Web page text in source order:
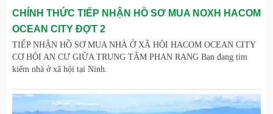
CHÍNH THỨC TIẾP NHẬN HỒ SƠ MUA NOXH HACOM
OCEAN CITY ĐỢT 2
TIẾP NHẬN HỒ SƠ MUA NHÀ Ở XÃ HỘI HACOM OCEAN CITY
CƠ HỘI AN CƯ GIỮA TRUNG TÂM PHAN RANG Bạn đang tìm
kiếm nhà ở xã hội tại Ninh.